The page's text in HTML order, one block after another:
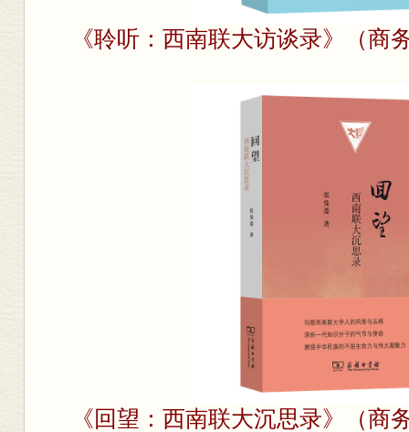
《聆听：西南联大访谈录》（商
《回望：西南联大沉思录》（商